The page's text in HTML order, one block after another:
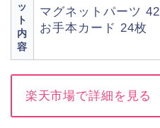
ッ
ト
内
容
マグネットパーツ 42
お手本カード 24枚
楽天市場で詳細を見る